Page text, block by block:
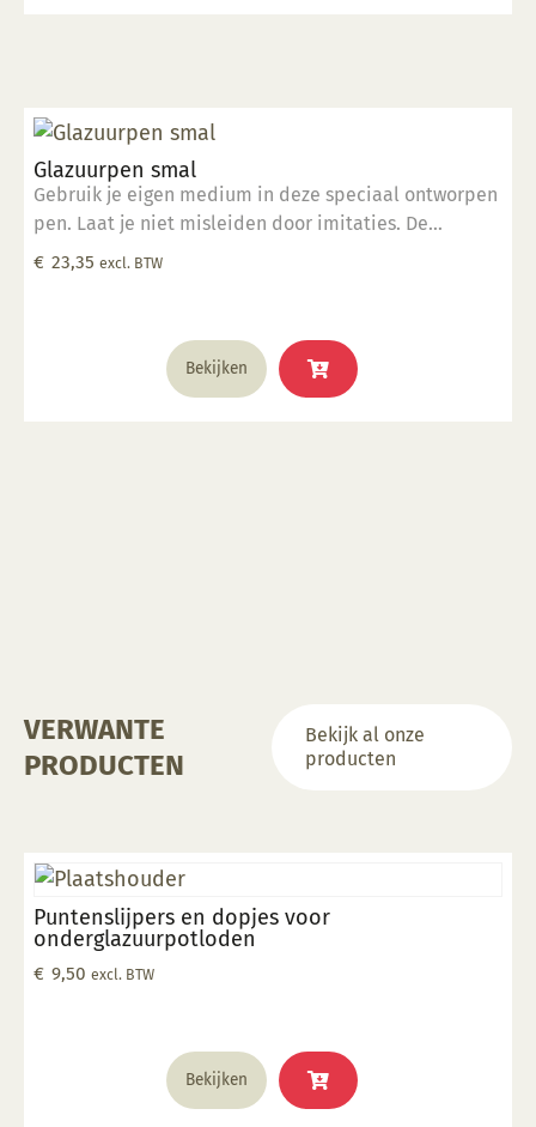
Glazuurpen smal
Gebruik je eigen medium in deze speciaal ontworpen
pen. Laat je niet misleiden door imitaties. De
ingenieurs van Kemper hebben deze tool ontworpen
vormen van keramiek. Elke pen wordt geleverd met
steelreiniger om de menuetpunt schoon te maken.
Met de Glazuurpen Smal kunt u extra dunne, fijne
€ 23,35 excl. BTW
Bekijken
VERWANTE
PRODUCTEN
Bekijk al onze
producten
Puntenslijpers en dopjes voor
onderglazuurpotloden
€ 9,50 excl. BTW
Bekijken